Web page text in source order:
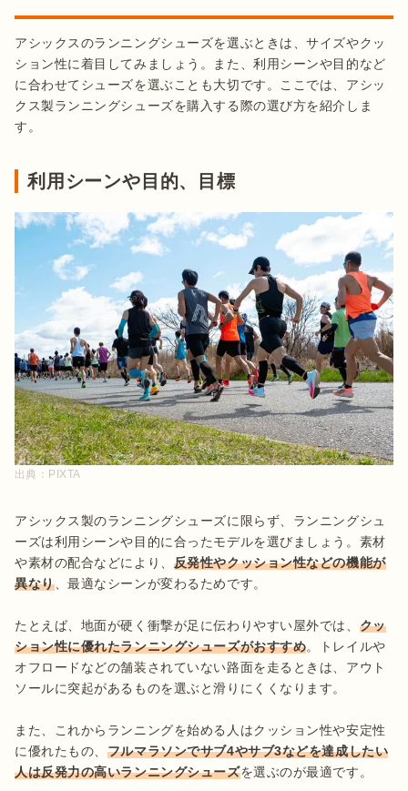
アシックスのランニングシューズを選ぶときは、サイズやクッ
ション性に着目してみましょう。また、利用シーンや目的など
に合わせてシューズを選ぶことも大切です。ここでは、アシッ
クス製ランニングシューズを購入する際の選び方を紹介しま
す。
利用シーンや目的、目標
出典： PIXTA
アシックス製のランニングシューズに限らず、ランニングシュ
ーズは利用シーンや目的に合ったモデルを選びましょう。素材
や素材の配合などにより、 反発性やクッション性などの機能が
異なり、最適なシーンが変わるためです。
たとえば、地面が硬く衝撃が足に伝わりやすい屋外では、 クッ
ション性に優れたランニングシューズがおすすめ。トレイルや
オフロードなどの舗装されていない路面を走るときは、アウト
ソールに突起があるものを選ぶと滑りにくくなります。
また、これからランニングを始める人はクッション性や安定性
に優れたもの、 フルマラソンでサブ4やサブ3などを達成したい
人は反発力の高いランニングシューズを選ぶのが最適です。